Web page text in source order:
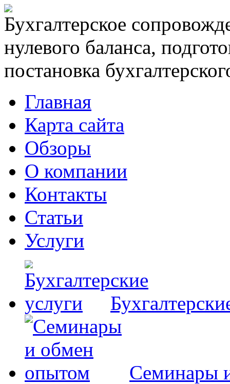
Бухгалтерское
нулевого баланса,
постановка
Главная
Карта сайта
Обзоры
О компании
Контакты
Статьи
Услуги
Семинары